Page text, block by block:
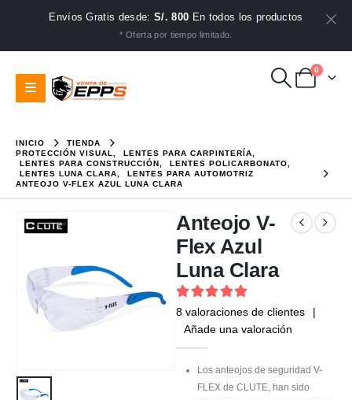
Envíos Gratis desde:S/. 800 En todos los productos
* Oferta por tiempo limitado.
0
INICIO
TIENDA
PROTECCIÓN VISUAL
LENTES PARA CARPINTERÍA
LENTES PARA CONSTRUCCIÓN
LENTES POLICARBONATO
LENTES LUNA CLARA
LENTES PARA AUTOMOTRIZ
ANTEOJO V-FLEX AZUL LUNA CLARA
Anteojo V-
Flex Azul
Luna Clara
5 out of 5
8 valoraciones de clientes
|
Añade una valoración
Los anteojos de seguridad V-
FLEX de CLUTE, han sido